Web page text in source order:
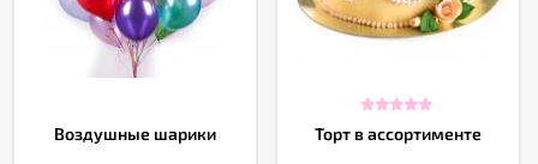
Воздушные шарики Торт в ассортименте